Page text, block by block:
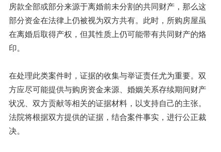
房款全部或部分来源于离婚前未分割的共同财产，那么这
部分资金在法律上仍被视为双方共有。此时，所购房屋虽
在离婚后取得产权，但其性质上仍可能带有共同财产的烙
印。
在处理此类案件时，证据的收集与举证责任尤为重要。双
方应尽可能提供与购房资金来源、婚姻关系存续期间财产
状况、双方贡献等相关的证据材料，以支持自己的主张。
法院将根据双方提供的证据，结合案件事实，进行公正裁
决。